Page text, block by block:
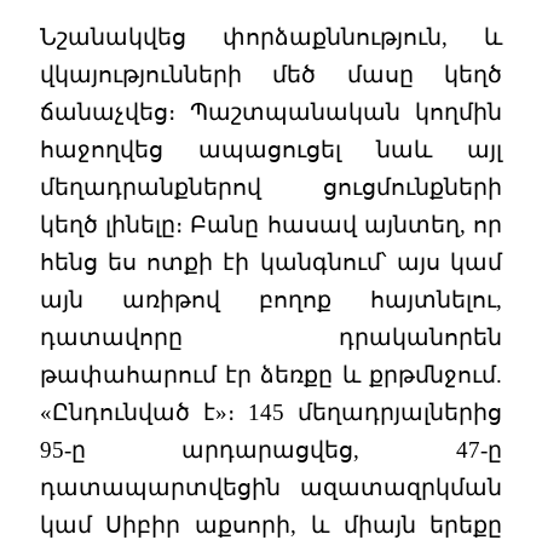
Նշանակվեց փորձաքննություն, և
վկայությունների մեծ մասը կեղծ
ճանաչվեց։ Պաշտպանական կողմին
հաջողվեց ապացուցել նաև այլ
մեղադրանքներով ցուցմունքների
կեղծ լինելը։ Բանը հասավ այնտեղ, որ
հենց ես ոտքի էի կանգնում՝ այս կամ
այն առիթով բողոք հայտնելու,
դատավորը դրականորեն
թափահարում էր ձեռքը և քրթմնջում.
«Ընդունված է»։ 145 մեղադրյալներից
95-ը արդարացվեց, 47-ը
դատապարտվեցին ազատազրկման
կամ Սիբիր աքսորի, և միայն երեքը